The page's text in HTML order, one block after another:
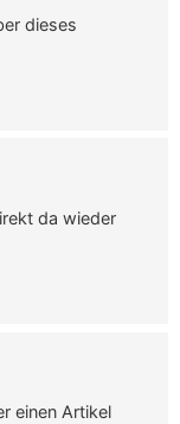
dieses
da wieder
einen Artikel